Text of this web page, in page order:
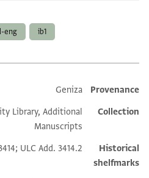
ib1
eng
Additional metadata
Provenance
Geniza
Collection
Library, Additional
Manuscripts
Historical
shelfmarks
ULC Add. 3414.2